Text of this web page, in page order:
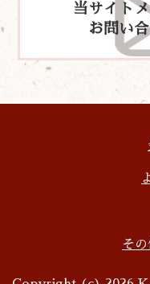
当サイト
お問い
そ